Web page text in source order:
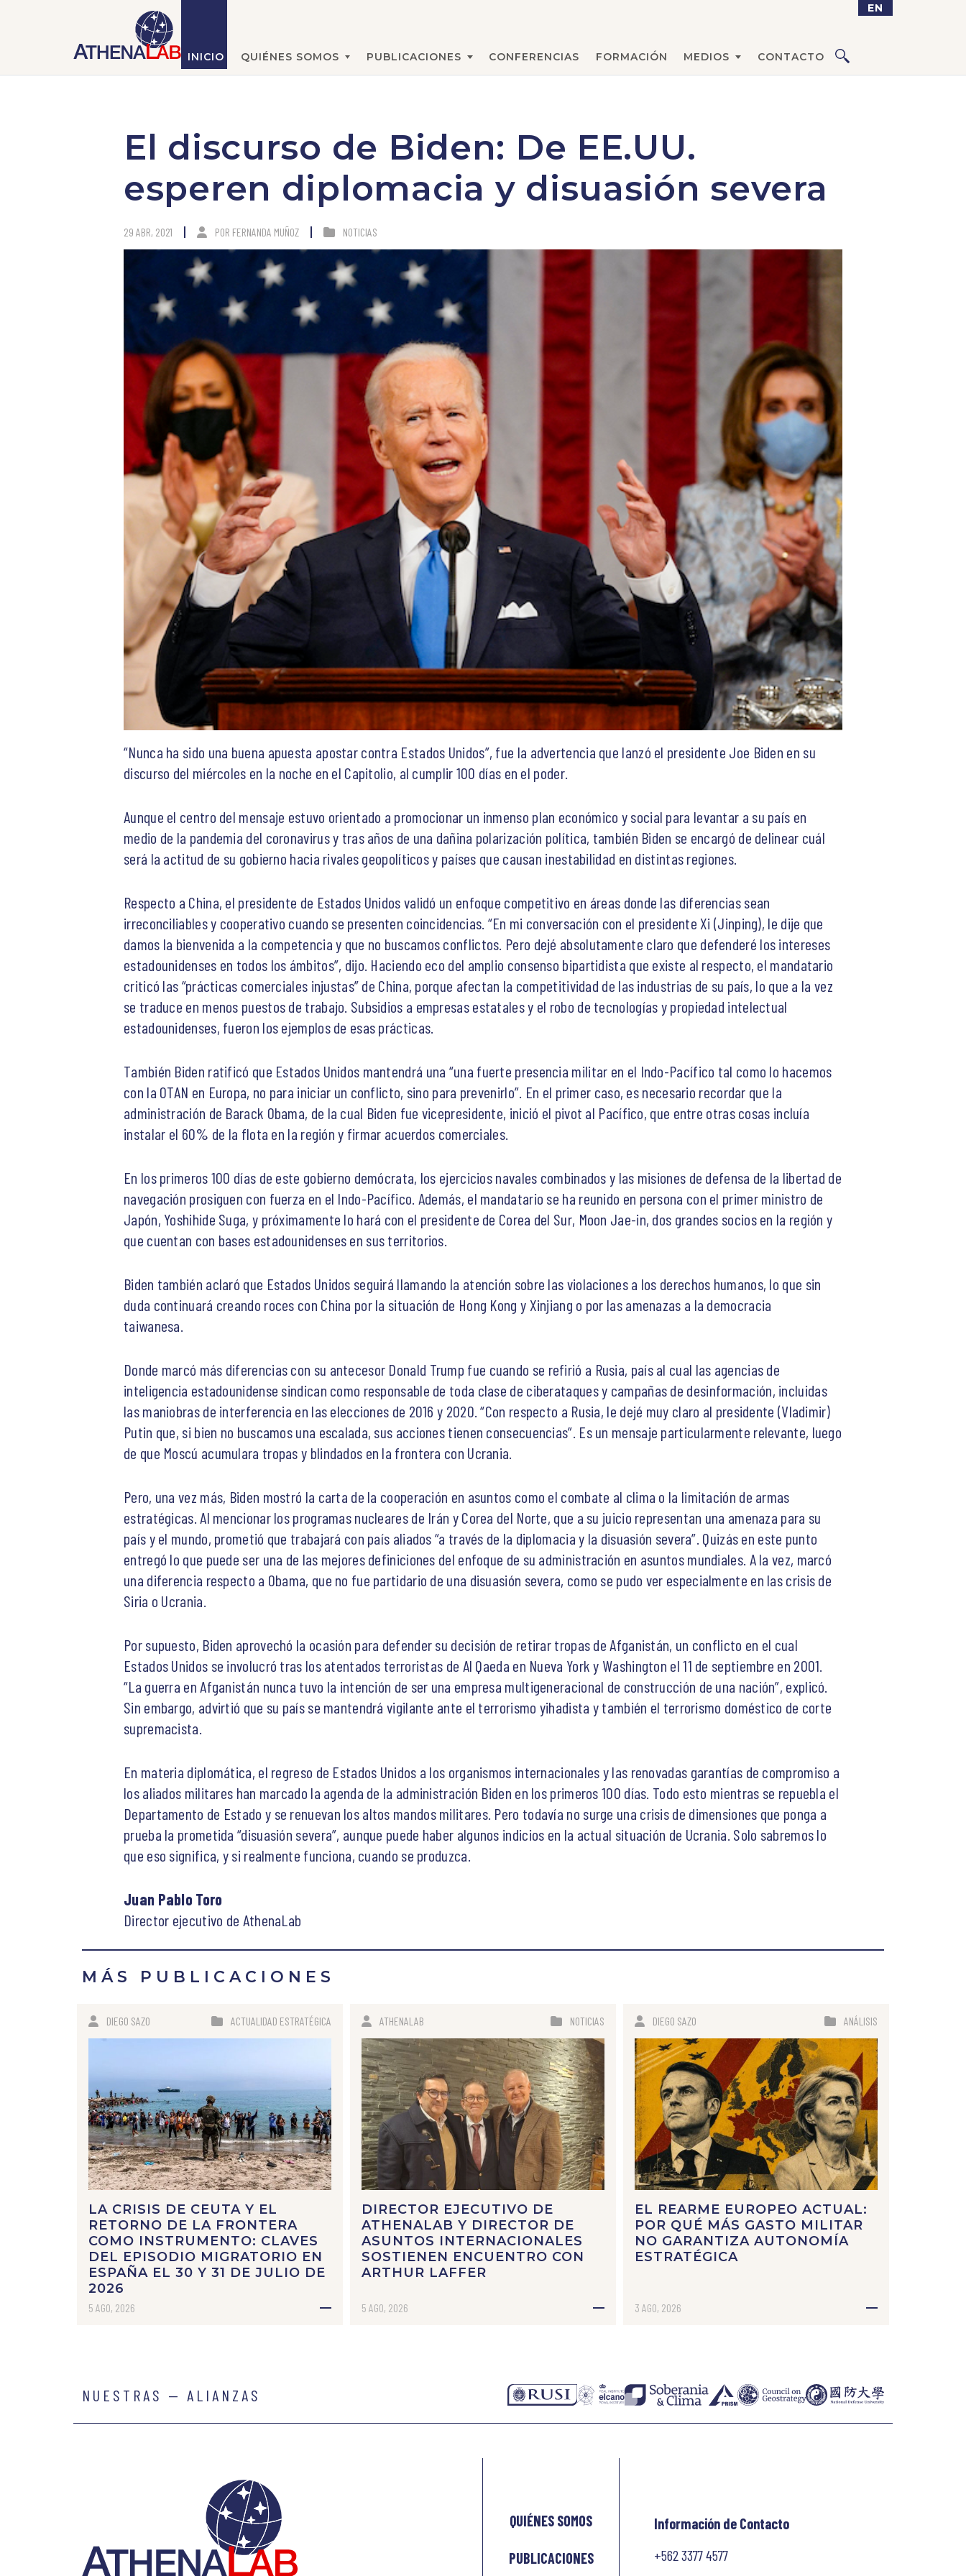
INICIO QUIÉNES SOMOS PUBLICACIONES CONFERENCIAS FORMACIÓN MEDIOS CONTACTO
BUSCAR
EN
El discurso de Biden: De EE.UU.
esperen diplomacia y disuasión severa
29 ABR, 2021 POR FERNANDA MUÑOZ NOTICIAS
“Nunca ha sido una buena apuesta apostar contra Estados Unidos”, fue la advertencia que lanzó el presidente Joe Biden en su
discurso del miércoles en la noche en el Capitolio, al cumplir 100 días en el poder.
Aunque el centro del mensaje estuvo orientado a promocionar un inmenso plan económico y social para levantar a su país en
medio de la pandemia del coronavirus y tras años de una dañina polarización política, también Biden se encargó de delinear cuál
será la actitud de su gobierno hacia rivales geopolíticos y países que causan inestabilidad en distintas regiones.
Respecto a China, el presidente de Estados Unidos validó un enfoque competitivo en áreas donde las diferencias sean
irreconciliables y cooperativo cuando se presenten coincidencias. “En mi conversación con el presidente Xi (Jinping), le dije que
damos la bienvenida a la competencia y que no buscamos conflictos. Pero dejé absolutamente claro que defenderé los intereses
estadounidenses en todos los ámbitos”, dijo. Haciendo eco del amplio consenso bipartidista que existe al respecto, el mandatario
criticó las “prácticas comerciales injustas” de China, porque afectan la competitividad de las industrias de su país, lo que a la vez
se traduce en menos puestos de trabajo. Subsidios a empresas estatales y el robo de tecnologías y propiedad intelectual
estadounidenses, fueron los ejemplos de esas prácticas.
También Biden ratificó que Estados Unidos mantendrá una “una fuerte presencia militar en el Indo-Pacífico tal como lo hacemos
con la OTAN en Europa, no para iniciar un conflicto, sino para prevenirlo”. En el primer caso, es necesario recordar que la
administración de Barack Obama, de la cual Biden fue vicepresidente, inició el pivot al Pacífico, que entre otras cosas incluía
instalar el 60% de la flota en la región y firmar acuerdos comerciales.
En los primeros 100 días de este gobierno demócrata, los ejercicios navales combinados y las misiones de defensa de la libertad de
navegación prosiguen con fuerza en el Indo-Pacífico. Además, el mandatario se ha reunido en persona con el primer ministro de
Japón, Yoshihide Suga, y próximamente lo hará con el presidente de Corea del Sur, Moon Jae-in, dos grandes socios en la región y
que cuentan con bases estadounidenses en sus territorios.
Biden también aclaró que Estados Unidos seguirá llamando la atención sobre las violaciones a los derechos humanos, lo que sin
duda continuará creando roces con China por la situación de Hong Kong y Xinjiang o por las amenazas a la democracia
taiwanesa.
Donde marcó más diferencias con su antecesor Donald Trump fue cuando se refirió a Rusia, país al cual las agencias de
inteligencia estadounidense sindican como responsable de toda clase de ciberataques y campañas de desinformación, incluidas
las maniobras de interferencia en las elecciones de 2016 y 2020. “Con respecto a Rusia, le dejé muy claro al presidente (Vladimir)
Putin que, si bien no buscamos una escalada, sus acciones tienen consecuencias”. Es un mensaje particularmente relevante, luego
de que Moscú acumulara tropas y blindados en la frontera con Ucrania.
Pero, una vez más, Biden mostró la carta de la cooperación en asuntos como el combate al clima o la limitación de armas
estratégicas. Al mencionar los programas nucleares de Irán y Corea del Norte, que a su juicio representan una amenaza para su
país y el mundo, prometió que trabajará con país aliados “a través de la diplomacia y la disuasión severa”. Quizás en este punto
entregó lo que puede ser una de las mejores definiciones del enfoque de su administración en asuntos mundiales. A la vez, marcó
una diferencia respecto a Obama, que no fue partidario de una disuasión severa, como se pudo ver especialmente en las crisis de
Siria o Ucrania.
Por supuesto, Biden aprovechó la ocasión para defender su decisión de retirar tropas de Afganistán, un conflicto en el cual
Estados Unidos se involucró tras los atentados terroristas de Al Qaeda en Nueva York y Washington el 11 de septiembre en 2001.
“La guerra en Afganistán nunca tuvo la intención de ser una empresa multigeneracional de construcción de una nación”, explicó.
Sin embargo, advirtió que su país se mantendrá vigilante ante el terrorismo yihadista y también el terrorismo doméstico de corte
supremacista.
En materia diplomática, el regreso de Estados Unidos a los organismos internacionales y las renovadas garantías de compromiso a
los aliados militares han marcado la agenda de la administración Biden en los primeros 100 días. Todo esto mientras se repuebla el
Departamento de Estado y se renuevan los altos mandos militares. Pero todavía no surge una crisis de dimensiones que ponga a
prueba la prometida “disuasión severa”, aunque puede haber algunos indicios en la actual situación de Ucrania. Solo sabremos lo
que eso significa, y si realmente funciona, cuando se produzca.
Juan Pablo Toro
Director ejecutivo de AthenaLab
MÁS PUBLICACIONES
DIEGO SAZO ACTUALIDAD ESTRATÉGICA
LA CRISIS DE CEUTA Y EL
RETORNO DE LA FRONTERA
COMO INSTRUMENTO: CLAVES
DEL EPISODIO MIGRATORIO EN
ESPAÑA EL 30 Y 31 DE JULIO DE
2026
5 AGO, 2026
ATHENALAB NOTICIAS
DIRECTOR EJECUTIVO DE
ATHENALAB Y DIRECTOR DE
ASUNTOS INTERNACIONALES
SOSTIENEN ENCUENTRO CON
ARTHUR LAFFER
5 AGO, 2026
DIEGO SAZO ANÁLISIS
EL REARME EUROPEO ACTUAL:
POR QUÉ MÁS GASTO MILITAR
NO GARANTIZA AUTONOMÍA
ESTRATÉGICA
3 AGO, 2026
NUESTRAS — ALIANZAS
QUIÉNES SOMOS
PUBLICACIONES
Información de Contacto
+562 3377 4577